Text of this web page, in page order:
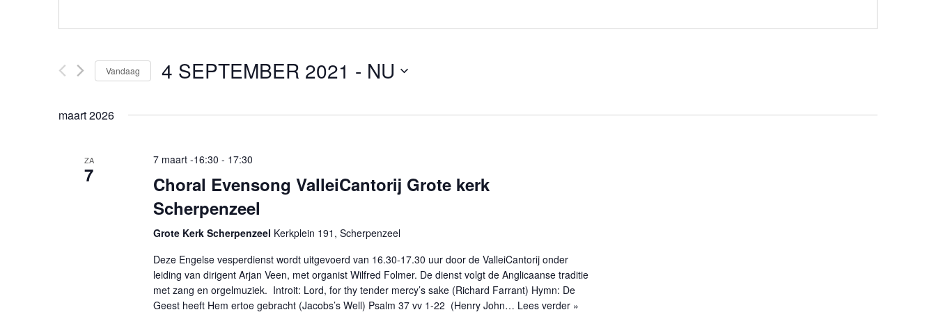
Vandaag 4 SEPTEMBER 2021 - NU
een
maart 2026
ZA
7
7 maart -16:30 - 17:30
Choral Evensong ValleiCantorij Grote kerk
Scherpenzeel
Grote Kerk Scherpenzeel Kerkplein 191, Scherpenzeel
Deze Engelse vesperdienst wordt uitgevoerd van 16.30-17.30 uur door de ValleiCantorij onder
leiding van dirigent Arjan Veen, met organist Wilfred Folmer. De dienst volgt de Anglicaanse traditie
met zang en orgelmuziek. Introit: Lord, for thy tender mercy’s sake (Richard Farrant) Hymn: De
Geest heeft Hem ertoe gebracht (Jacobs’s Well) Psalm 37 vv 1-22 (Henry John… Lees verder »